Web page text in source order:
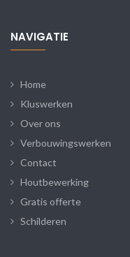
NAVIGATIE
Home
Kluswerken
Over ons
Verbouwingswerken
Contact
Houtbewerking
Gratis offerte
Schilderen